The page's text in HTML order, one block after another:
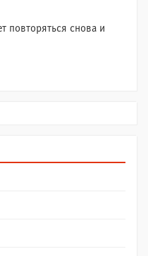
повторяться снова и